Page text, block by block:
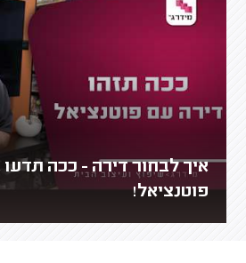
איך לבחור דירה - ככה
פוטנציאל!